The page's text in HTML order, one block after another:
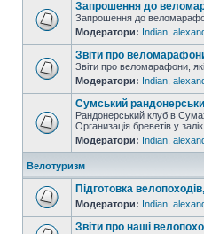
Запрошення до
Запрошення до
Модератори: Indian
Звіти про
Звіти про веломарафони,
Модератори: Indian
Сумський
Рандонерський клуб в
Организація бреветів у
Модератори: Indian
Велотуризм
Підготовка
Модератори: Indian
Звіти про наші